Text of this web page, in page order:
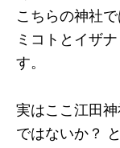
こちらの神社
ミコトとイザ
す。
実はここ江田
ではないか？